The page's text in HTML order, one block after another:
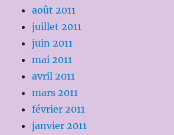
août 2011
juillet 2011
juin 2011
mai 2011
avril 2011
mars 2011
février 2011
janvier 2011